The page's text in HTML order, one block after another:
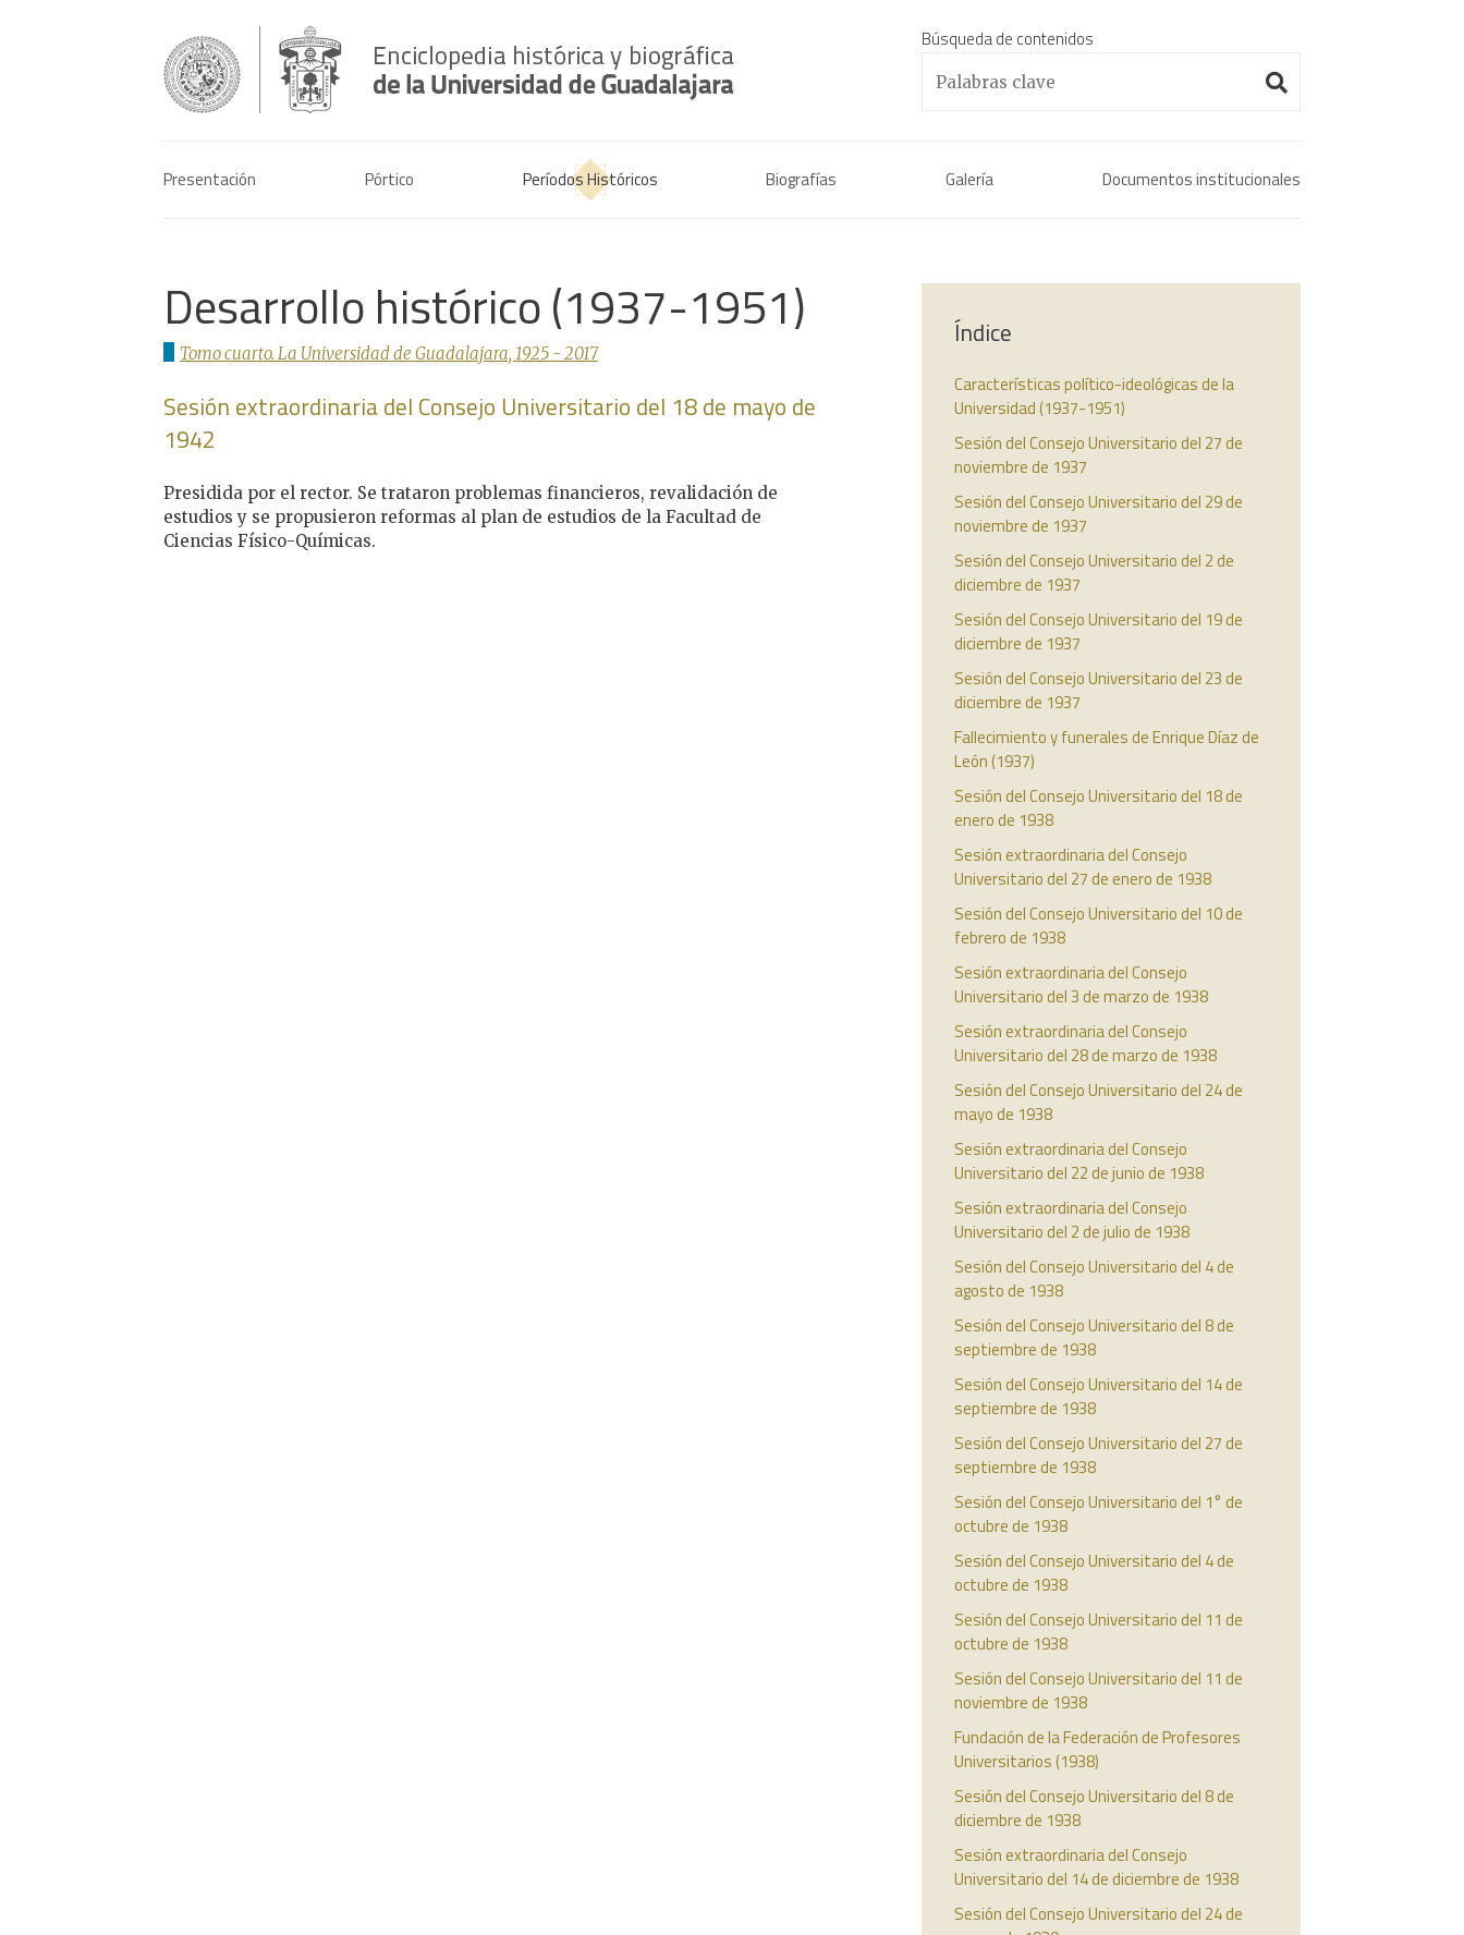
Búsqueda de contenidos
Presentación Pórtico Períodos Históricos Biografías Galería Documentos institucionales
Índice
Características político-ideológicas de la
Universidad (1937-1951)
Sesión del Consejo Universitario del 27 de
noviembre de 1937
Sesión del Consejo Universitario del 29 de
noviembre de 1937
Sesión del Consejo Universitario del 2 de
diciembre de 1937
Sesión del Consejo Universitario del 19 de
diciembre de 1937
Sesión del Consejo Universitario del 23 de
diciembre de 1937
Fallecimiento y funerales de Enrique Díaz de
León (1937)
Sesión del Consejo Universitario del 18 de
enero de 1938
Sesión extraordinaria del Consejo
Universitario del 27 de enero de 1938
Sesión del Consejo Universitario del 10 de
febrero de 1938
Sesión extraordinaria del Consejo
Universitario del 3 de marzo de 1938
Sesión extraordinaria del Consejo
Universitario del 28 de marzo de 1938
Sesión del Consejo Universitario del 24 de
mayo de 1938
Sesión extraordinaria del Consejo
Universitario del 22 de junio de 1938
Sesión extraordinaria del Consejo
Universitario del 2 de julio de 1938
Sesión del Consejo Universitario del 4 de
agosto de 1938
Sesión del Consejo Universitario del 8 de
septiembre de 1938
Sesión del Consejo Universitario del 14 de
septiembre de 1938
Sesión del Consejo Universitario del 27 de
septiembre de 1938
Sesión del Consejo Universitario del 1° de
octubre de 1938
Sesión del Consejo Universitario del 4 de
octubre de 1938
Sesión del Consejo Universitario del 11 de
octubre de 1938
Sesión del Consejo Universitario del 11 de
noviembre de 1938
Fundación de la Federación de Profesores
Universitarios (1938)
Sesión del Consejo Universitario del 8 de
diciembre de 1938
Sesión extraordinaria del Consejo
Universitario del 14 de diciembre de 1938
Sesión del Consejo Universitario del 24 de
Desarrollo histórico (1937-1951)
Tomo cuarto. La Universidad de Guadalajara, 1925 - 2017
Sesión extraordinaria del Consejo Universitario del 18 de mayo de
1942
Presidida por el rector. Se trataron problemas financieros, revalidación de
estudios y se propusieron reformas al plan de estudios de la Facultad de
Ciencias Físico-Químicas.